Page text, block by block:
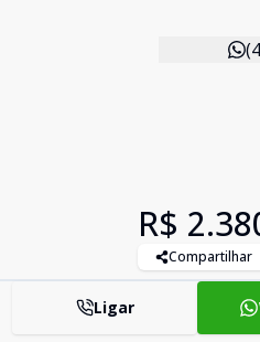
R$
Compartilhar
Ligar